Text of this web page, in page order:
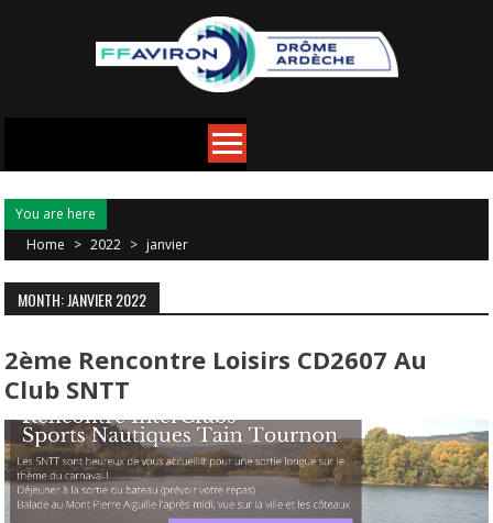
You are here
Home > 2022 > janvier
MONTH: JANVIER 2022
2ème Rencontre Loisirs CD2607 Au
Club SNTT